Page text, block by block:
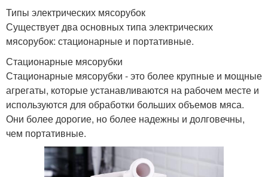
Типы электрических мясорубок
Существует два основных типа электрических
мясорубок: стационарные и портативные.
Стационарные мясорубки
Стационарные мясорубки - это более крупные и мощные
агрегаты, которые устанавливаются на рабочем месте и
используются для обработки больших объемов мяса.
Они более дорогие, но более надежны и долговечны,
чем портативные.